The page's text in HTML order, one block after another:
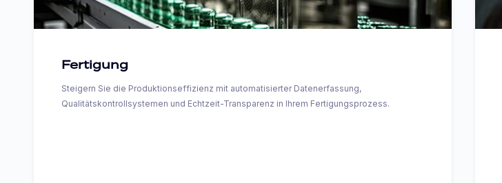
Fertigung
Steigern Sie die Produktionseffizienz mit automatisierter Datenerfassung,
Qualitätskontrollsystemen und Echtzeit-Transparenz in Ihrem Fertigungsprozess.